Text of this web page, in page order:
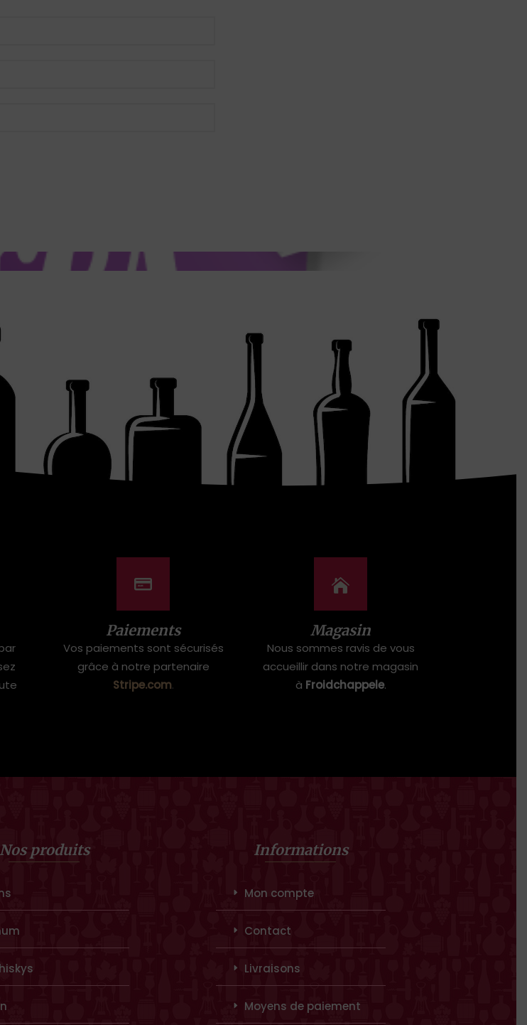
Paiements
Vos paiements sont sécurisés
grâce à notre partenaire
Stripe.com.
Magasin
Nous sommes ravis de vous
accueillir dans notre magasin
à Froidchappele.
Nos produits Informations
Mon compte
Contact
Livraisons
Moyens de paiement